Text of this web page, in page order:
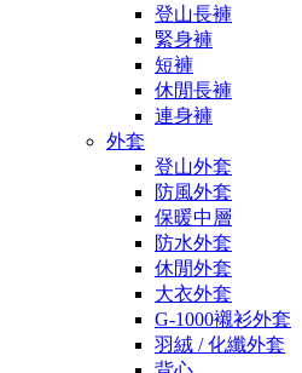
登山長褲
緊身褲
短褲
休閒長褲
連身褲
外套
登山外套
防風外套
保暖中層
防水外套
休閒外套
大衣外套
G-1000襯衫外套
羽絨 / 化纖外套